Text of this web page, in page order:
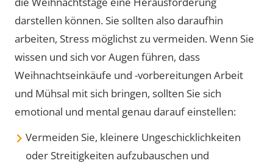
darstellen können. Sie sollten also daraufhin
arbeiten, Stress möglichst zu vermeiden. Wenn Sie
wissen und sich vor Augen führen, dass
Weihnachtseinkäufe und -vorbereitungen Arbeit
und Mühsal mit sich bringen, sollten Sie sich
emotional und mental genau darauf einstellen:
Vermeiden Sie, kleinere Ungeschicklichkeiten
oder Streitigkeiten aufzubauschen und